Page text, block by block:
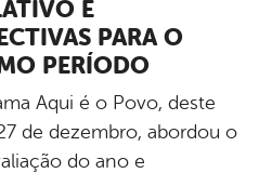
E
PARA O
PERÍODO
Aqui é o Povo, deste
de dezembro, abordou o
do ano e